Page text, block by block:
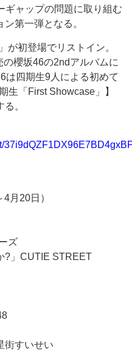
ギャップの問題に取り組む
第一弾となる。
初登場でリストイン。
の櫻坂46の2ndアルバムに
は四期生9人による初めて
生「First Showcase」】
。
月20日）
ズ
?」CUTIE STREET
街すいせい